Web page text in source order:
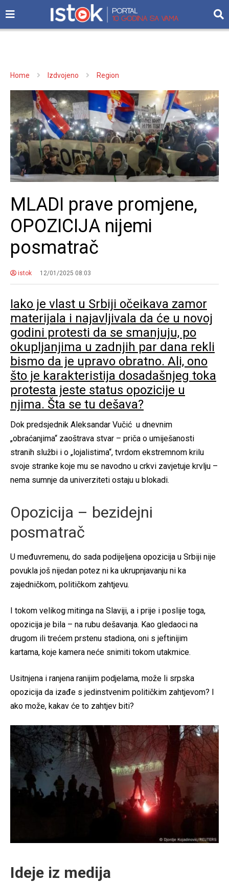
Home Izdvojeno Region
MLADI prave promjene,
OPOZICIJA nijemi
posmatrač
istok 12/01/2025 08:03
Iako je vlast u Srbiji očeikava zamor
materijala i najavljivala da će u novoj
godini protesti da se smanjuju, po
okupljanjima u zadnjih par dana rekli
bismo da je upravo obratno. Ali, ono
što je karakteristija dosadašnjeg toka
protesta jeste status opozicije u
njima. Šta se tu dešava?
Dok predsjednik Aleksandar Vučić u dnevnim
„obraćanjima“ zaoštrava stvar – priča o umiješanosti
stranih službi i o „lojalistima“, tvrdom ekstremnom krilu
svoje stranke koje mu se navodno u crkvi zavjetuje krvlju –
nema sumnje da univerziteti ostaju u blokadi.
Opozicija – bezidejni
posmatrač
U međuvremenu, do sada podijeljena opozicija u Srbiji nije
povukla još nijedan potez ni ka ukrupnjavanju ni ka
zajedničkom, političkom zahtjevu.
I tokom velikog mitinga na Slaviji, a i prije i poslije toga,
opozicija je bila – na rubu dešavanja. Kao gledaoci na
drugom ili trećem prstenu stadiona, oni s jeftinijim
kartama, koje kamera neće snimiti tokom utakmice.
Usitnjena i ranjena ranijim podjelama, može li srpska
opozicija da izađe s jedinstvenim političkim zahtjevom? I
ako može, kakav će to zahtjev biti?
Ideje iz medija